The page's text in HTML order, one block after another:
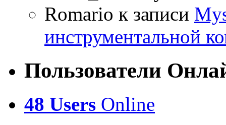
Romario к записи
инструментальной
Пользователи
48 Users Online